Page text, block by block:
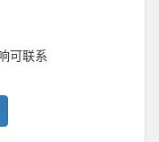
可联系